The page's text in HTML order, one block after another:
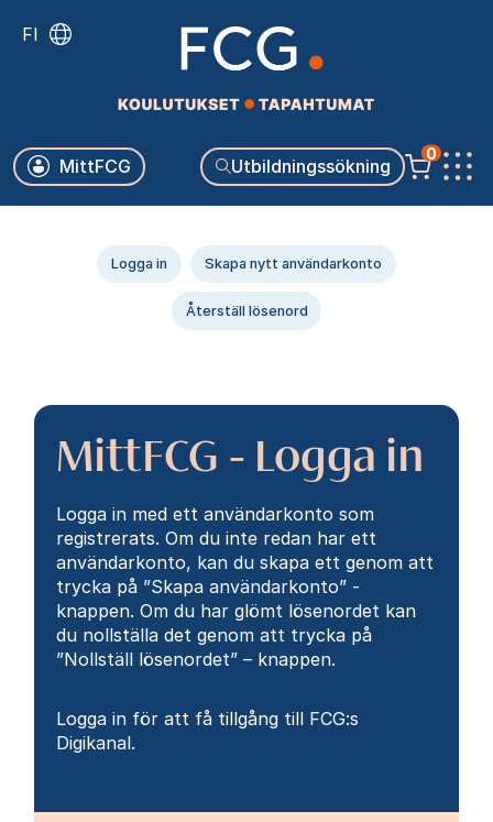
FI
Utbildningssökning
Käyttäjävalikko
MittFCG
0
Primära
Logga in Skapa nytt användarkonto
Återställ lösenord
MittFCG - Logga in
Logga in med ett användarkonto som
registrerats. Om du inte redan har ett
användarkonto, kan du skapa ett genom att
trycka på ”Skapa användarkonto” -
knappen. Om du har glömt lösenordet kan
du nollställa det genom att trycka på
”Nollställ lösenordet” – knappen.
Logga in för att få tillgång till FCG:s
Digikanal.